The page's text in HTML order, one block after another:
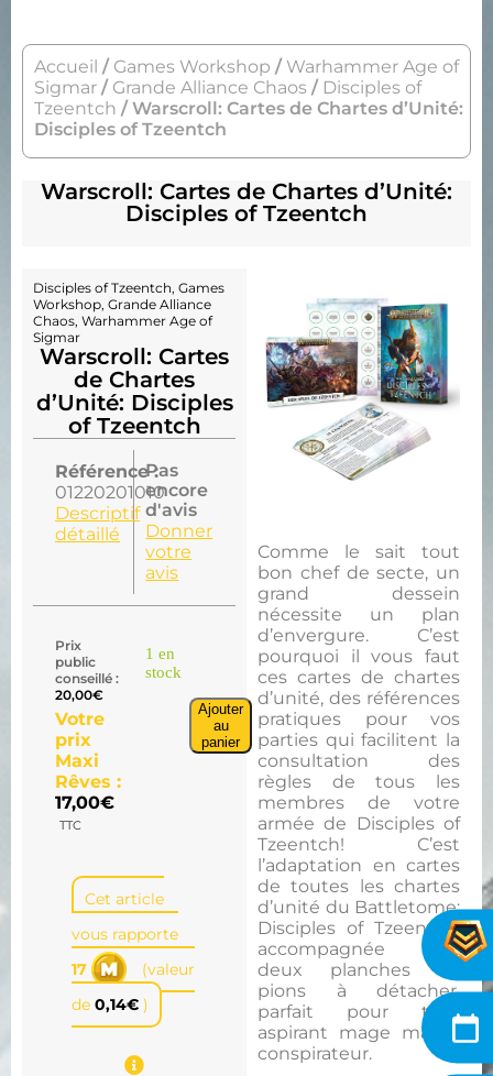
Accueil / Games Workshop / Warhammer Age of
Sigmar / Grande Alliance Chaos / Disciples of
Tzeentch / Warscroll: Cartes de Chartes d’Unité:
Disciples of Tzeentch
Warscroll: Cartes de Chartes d’Unité:
Disciples of Tzeentch
Comme le sait tout
bon chef de secte, un
grand dessein
nécessite un plan
d’envergure. C’est
pourquoi il vous faut
ces cartes de chartes
d’unité, des références
pratiques pour vos
parties qui facilitent la
consultation des
règles de tous les
membres de votre
armée de Disciples of
Tzeentch! C’est
l’adaptation en cartes
de toutes les chartes
d’unité du Battletome:
Disciples of Tzeentch,
accompagnée de
deux planches de
pions à détacher,
parfait pour tout
aspirant mage maître
conspirateur.
Disciples of Tzeentch, Games
Workshop, Grande Alliance
Chaos, Warhammer Age of
Sigmar
Warscroll: Cartes
de Chartes
d’Unité: Disciples
of Tzeentch
Référence :
01220201010
Descriptif
détaillé
Pas
encore
d'avis
Donner
votre
avis
Prix
public
conseillé :
20,00€
Votre
prix
Maxi
Rêves :
17,00€
TTC
1 en
stock
Ajouter
au
panier
Cet article
vous rapporte
17
(valeur
de 0,14€ )